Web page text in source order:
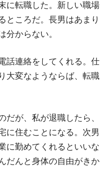
に転職した。新しい職場
ところだ。長男はあまり
分からない。
話連絡をしてくれる。仕
大変なようならば、転職
だが、私が退職したら、
に住むことになる。次男
に勤めてくれるといいな
だんと身体の自由がきか